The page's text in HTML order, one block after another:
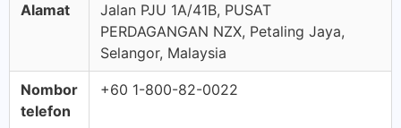
Alamat
Jalan PJU 1A/41B, PUSAT
PERDAGANGAN NZX, Petaling Jaya,
Selangor, Malaysia
Nombor
telefon
+60 1-800-82-0022